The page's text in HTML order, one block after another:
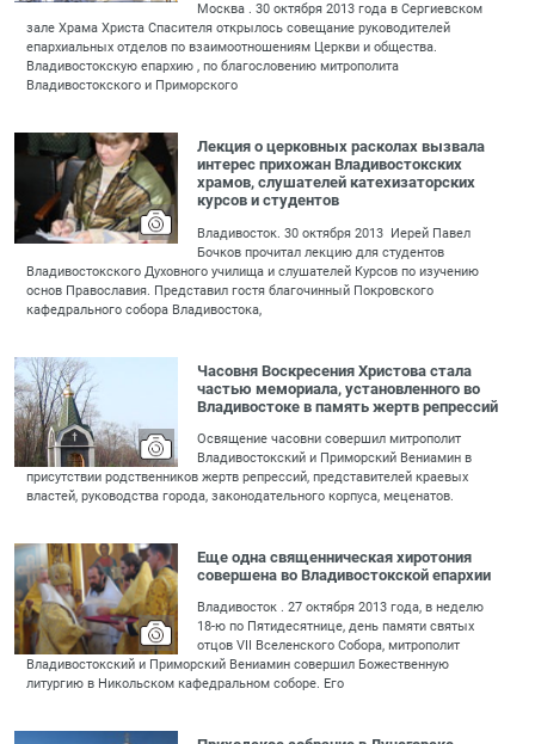
Москва . 30 октября 2013 года в Сергиевском
зале Храма Христа Спасителя открылось совещание руководителей
епархиальных отделов по взаимоотношениям Церкви и общества.
Владивостокскую епархию , по благословению митрополита
Владивостокского и Приморского
Лекция о церковных расколах вызвала
интерес прихожан Владивостокских
храмов, слушателей катехизаторских
курсов и студентов
Владивосток. 30 октября 2013 Иерей Павел
Бочков прочитал лекцию для студентов
Владивостокского Духовного училища и слушателей Курсов по изучению
основ Православия. Представил гостя благочинный Покровского
кафедрального собора Владивостока,
Часовня Воскресения Христова стала
частью мемориала, установленного во
Владивостоке в память жертв репрессий
Освящение часовни совершил митрополит
Владивостокский и Приморский Вениамин в
присутствии родственников жертв репрессий, представителей краевых
властей, руководства города, законодательного корпуса, меценатов.
Еще одна священническая хиротония
совершена во Владивостокской епархии
Владивосток . 27 октября 2013 года, в неделю
18-ю по Пятидесятнице, день памяти святых
отцов VII Вселенского Собора, митрополит
Владивостокский и Приморский Вениамин совершил Божественную
литургию в Никольском кафедральном соборе. Его